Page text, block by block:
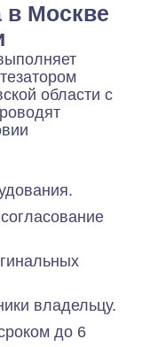
в Москве
области с
владельцу.
до 6